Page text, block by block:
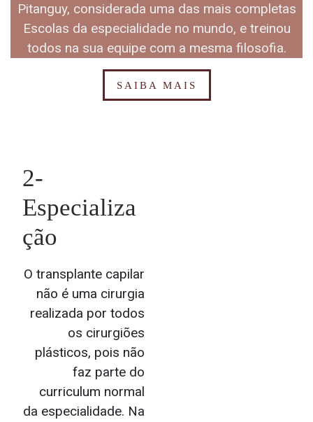
Pitanguy, considerada uma das mais completas
Escolas da especialidade no mundo, e treinou
todos na sua equipe com a mesma filosofia.
SAIBA MAIS
2-
Especializa
ção
O transplante capilar
não é uma cirurgia
realizada por todos
os cirurgiões
plásticos, pois não
faz parte do
curriculum normal
da especialidade. Na